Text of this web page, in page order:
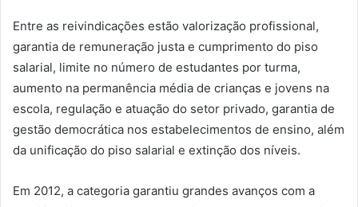
Entre as reivindicações estão valorização profissional,
garantia de remuneração justa e cumprimento do piso
salarial, limite no número de estudantes por turma,
aumento na permanência média de crianças e jovens na
escola, regulação e atuação do setor privado, garantia de
gestão democrática nos estabelecimentos de ensino, além
da unificação do piso salarial e extinção dos níveis.
Em 2012, a categoria garantiu grandes avanços com a